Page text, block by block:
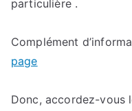
particulière .
Complément
page
Donc, accordez-vous